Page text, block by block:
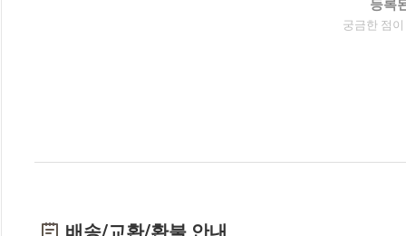
등록
궁금한 점
배송/교환/환불 안내